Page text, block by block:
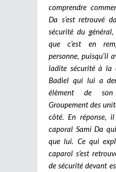
comprendre
Da s’est retrouvé
sécurité du
que c’est en
personne, puisqu’il
ladite sécurité à la
Badiel qui lui a
élément de son
Groupement des
côté. En réponse,
caporal Sami Da
que lui. Ce qui
caparol s’est
de sécurité devant